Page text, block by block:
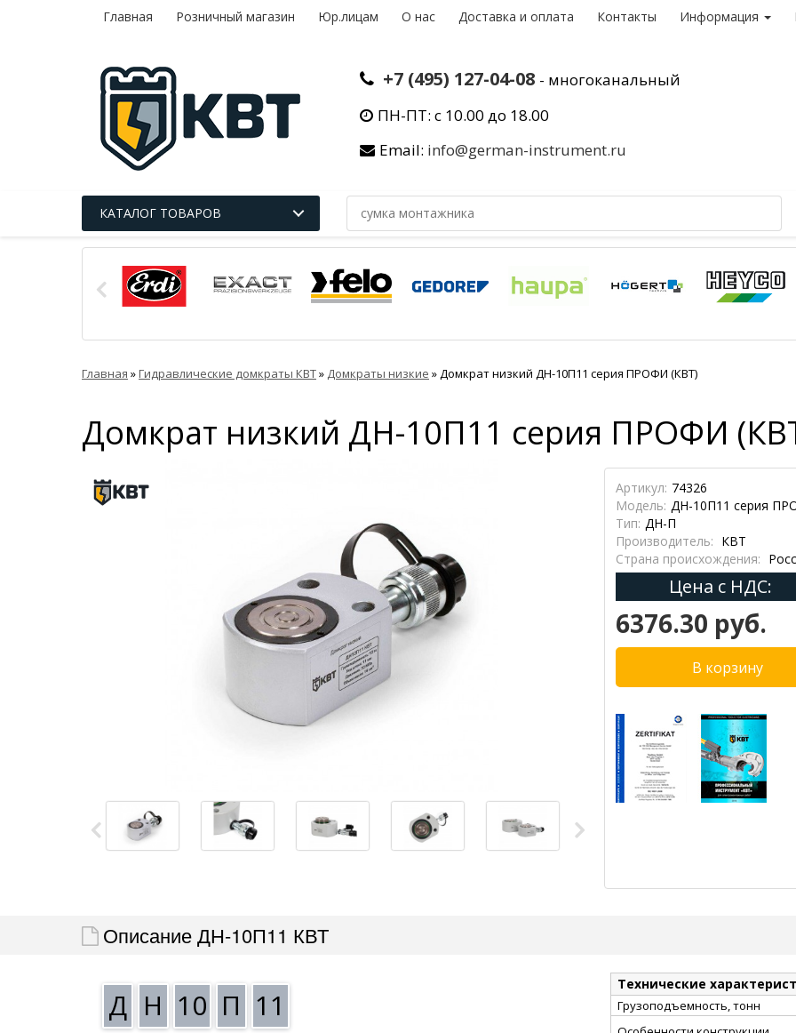
Главная Розничный магазин Юр.лицам О нас Доставка и оплата Контакты Информация
+7 (495) 127-04-08 - многоканальный
ПН-ПТ: с 10.00 до 18.00
Email: info@german-instrument.ru
КАТАЛОГ ТОВАРОВ
Главная »Гидравлические домкраты КВТ» Домкраты низкие » Домкрат низкий ДН-10П11 серия ПРОФИ (КВТ)
Домкрат низкий ДН-10П11 серия ПРОФИ
Артикул: 74326
Модель: ДН-10П11 серия
Тип: ДН-П
Производитель: КВТ
Страна происхождения:
Цена с НДС:
6376.30 руб.
Описание ДН-10П11 КВТ
Д Н 10 П 11
Технические
Грузоподъемность, тонн